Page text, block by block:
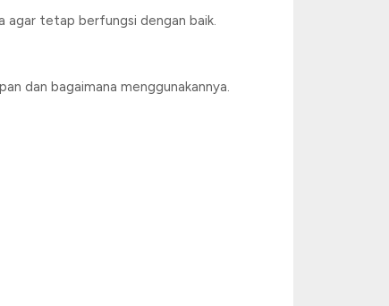
agar tetap berfungsi dengan baik.
dan bagaimana menggunakannya.